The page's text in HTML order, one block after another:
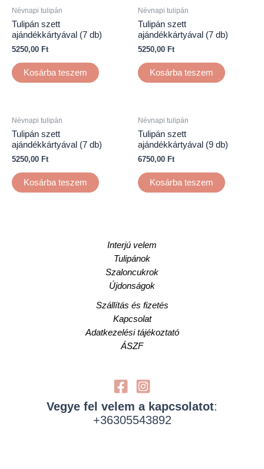
Névnapi tulipán
Tulipán szett
ajándékkártyával (7 db)
5250,00 Ft
Kosárba teszem
Névnapi tulipán
Tulipán szett
ajándékkártyával (7 db)
5250,00 Ft
Kosárba teszem
Névnapi tulipán
Tulipán szett
ajándékkártyával (7 db)
5250,00 Ft
Kosárba teszem
Névnapi tulipán
Tulipán szett
ajándékkártyával (9 db)
6750,00 Ft
Kosárba teszem
Interjú velem
Tulipánok
Szaloncukrok
Újdonságok
Szállítás és fizetés
Kapcsolat
Adatkezelési tájékoztató
ÁSZF
Vegye fel velem a kapcsolatot:
+36305543892